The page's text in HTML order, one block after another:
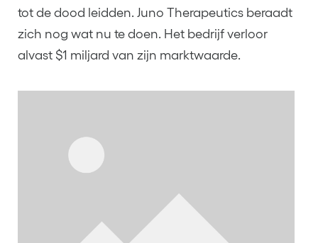
tot de dood leidden. Juno Therapeutics beraadt
zich nog wat nu te doen. Het bedrijf verloor
alvast $1 miljard van zijn marktwaarde.